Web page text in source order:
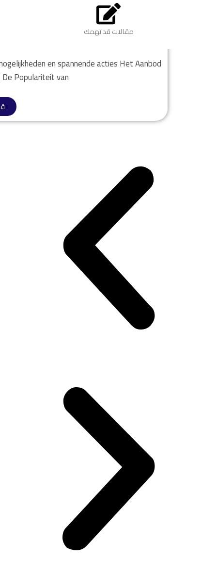
مقالات قد تهمك
bonusmogelijkheden en spannende
en spannende acties Het Aanbod
De Populariteit van